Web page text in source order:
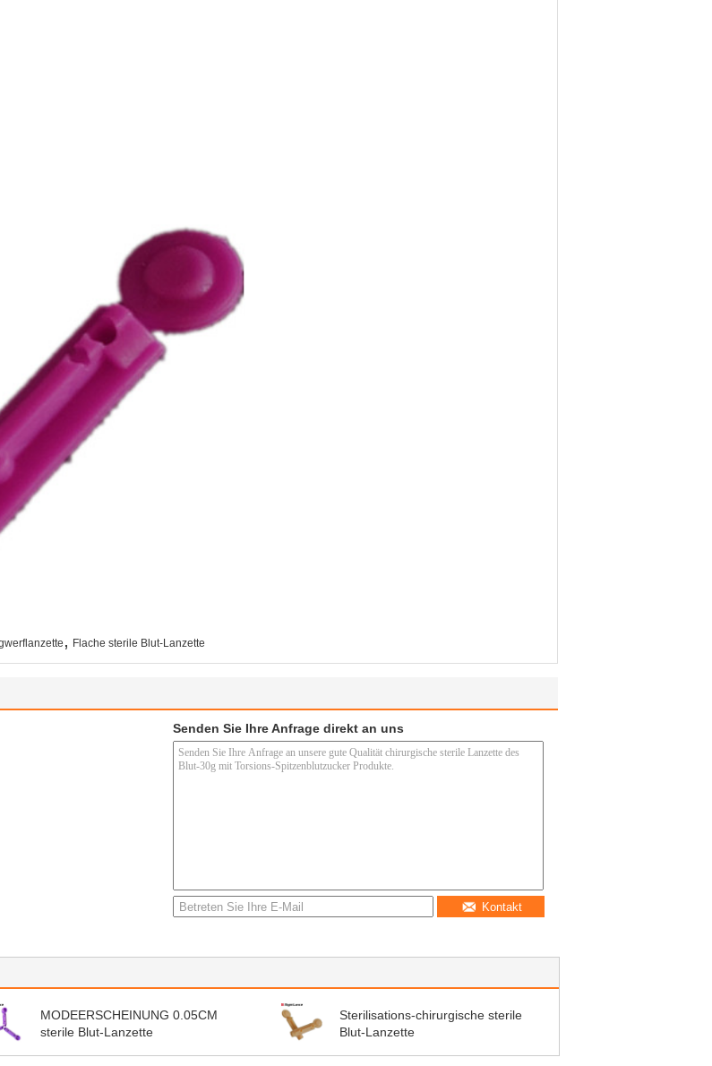
, Flache sterile Blut-Lanzette
Senden Sie Ihre Anfrage direkt an uns
Kontakt
MODEERSCHEINUNG 0.05CM
sterile Blut-Lanzette
Sterilisations-chirurgische sterile
Blut-Lanzette